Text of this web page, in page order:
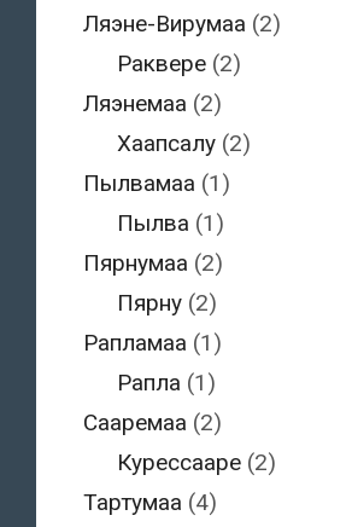
Ляэне-Вирумаа (2)
Раквере (2)
Ляэнемаа (2)
Хаапсалу (2)
Пылвамаа (1)
Пылва (1)
Пярнумаа (2)
Пярну (2)
Рапламаа (1)
Рапла (1)
Сааремаа (2)
Курессааре (2)
Тартумаа (4)